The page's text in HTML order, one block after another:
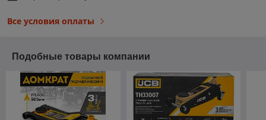
Все условия оплаты
Подобные товары компании